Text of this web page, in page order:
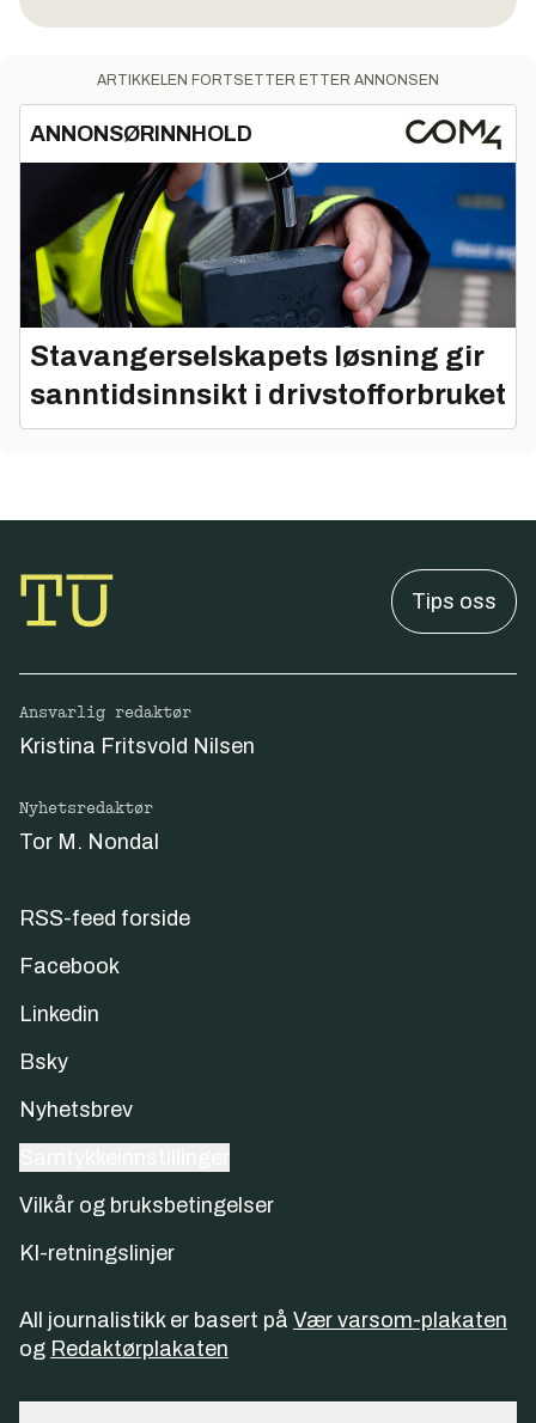
ARTIKKELEN FORTSETTER ETTER ANNONSEN
ANNONSØRINNHOLD
Stavangerselskapets løsning gir
sanntidsinnsikt i drivstofforbruket
Tips oss
Ansvarlig redaktør
Kristina Fritsvold Nilsen
Nyhetsredaktør
Tor M. Nondal
RSS-feed forside
Facebook
Linkedin
Bsky
Nyhetsbrev
Vilkår og bruksbetingelser
KI-retningslinjer
All journalistikk er basert på Vær varsom-plakaten
og Redaktørplakaten